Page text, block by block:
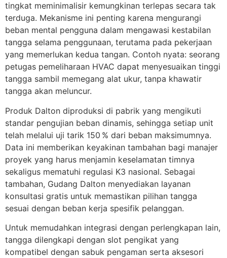
tingkat meminimalisir kemungkinan terlepas secara tak
terduga. Mekanisme ini penting karena mengurangi
beban mental pengguna dalam mengawasi kestabilan
tangga selama penggunaan, terutama pada pekerjaan
yang memerlukan kedua tangan. Contoh nyata: seorang
petugas pemeliharaan HVAC dapat menyesuaikan tinggi
tangga sambil memegang alat ukur, tanpa khawatir
tangga akan meluncur.
Produk Dalton diproduksi di pabrik yang mengikuti
standar pengujian beban dinamis, sehingga setiap unit
telah melalui uji tarik 150 % dari beban maksimumnya.
Data ini memberikan keyakinan tambahan bagi manajer
proyek yang harus menjamin keselamatan timnya
sekaligus mematuhi regulasi K3 nasional. Sebagai
tambahan, Gudang Dalton menyediakan layanan
konsultasi gratis untuk memastikan pilihan tangga
sesuai dengan beban kerja spesifik pelanggan.
Untuk memudahkan integrasi dengan perlengkapan lain,
tangga dilengkapi dengan slot pengikat yang
kompatibel dengan sabuk pengaman serta aksesori